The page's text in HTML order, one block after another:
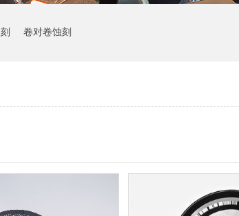
卷对卷蚀刻